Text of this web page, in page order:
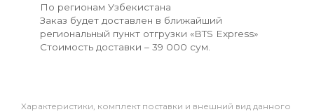
По регионам Узбекистана
Заказ будет доставлен в ближайший
региональный пункт отгрузки «BTS Express»
Стоимость доставки – 39 000 сум.
Xарактеристики, комплект поставки и внешний вид данного